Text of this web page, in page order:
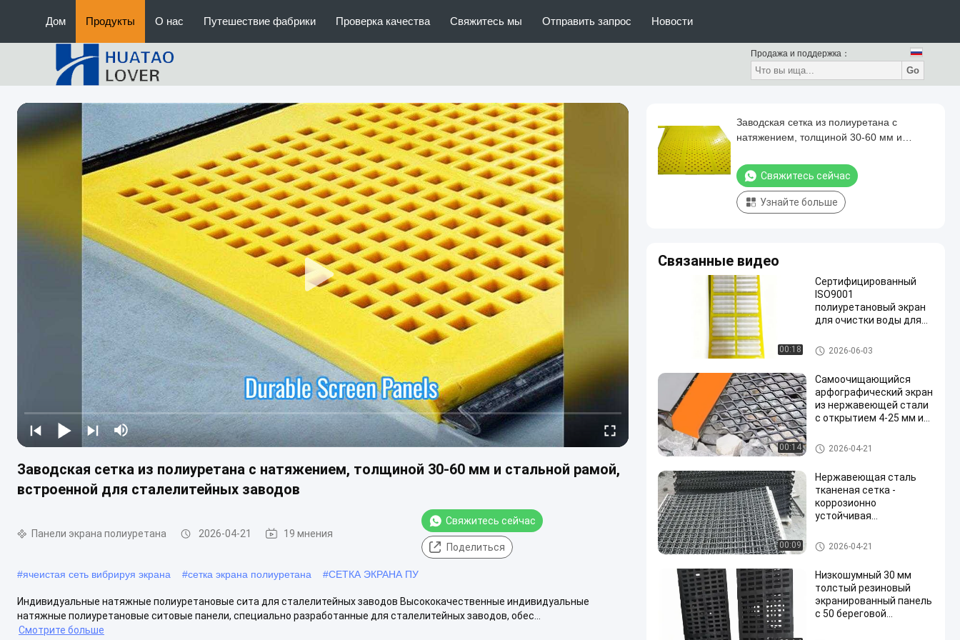
Дом Продукты О нас Путешествие фабрики Проверка качества Свяжитесь мы Отправить запрос Новости
Продажа и поддержка：
Go
Заводская сетка из полиуретана с натяжением, толщиной 30-60 мм и стальной рамой,
встроенной для сталелитейных заводов
Панели экрана полиуретана 2026-04-21 19 мнения
Свяжитесь сейчас
Поделиться
#ячеистая сеть вибрируя экрана #сетка экрана полиуретана #СЕТКА ЭКРАНА ПУ
Индивидуальные натяжные полиуретановые сита для сталелитейных заводов Высококачественные индивидуальные
натяжные полиуретановые ситовые панели, специально разработанные для сталелитейных заводов, обес...
Смотрите больше
Заводская сетка из полиуретана с
натяжением, толщиной 30-60 мм и
сталелитейных заводов
Свяжитесь сейчас
Узнайте больше
Связанные видео
00:18
Сертифицированный
ISO9001
полиуретановый экран
для очистки воды для
по обработке
минералов высокой
Панели экрана полиуретана
2026-06-03
00:14
Самоочищающийся
арфографический экран
из нержавеющей стали
с открытием 4-25 мм и
размером отверстия
для фильтрации сухого
Панели экрана полиуретана
2026-04-21
00:09
Нержавеющая сталь
тканеная сетка -
коррозионно
устойчивая
сетка для длительного
срока службы и легкой
Панели экрана полиуретана
2026-04-21
Низкошумный 30 мм
толстый резиновый
экранированный панель
с 50 береговой